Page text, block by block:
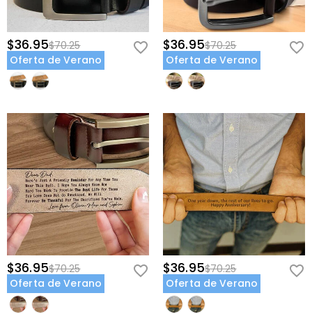
$36.95$70.25
Oferta de Verano
$36.95$70.25
Oferta de Verano
$36.95$70.25
Oferta de Verano
$36.95$70.25
Oferta de Verano